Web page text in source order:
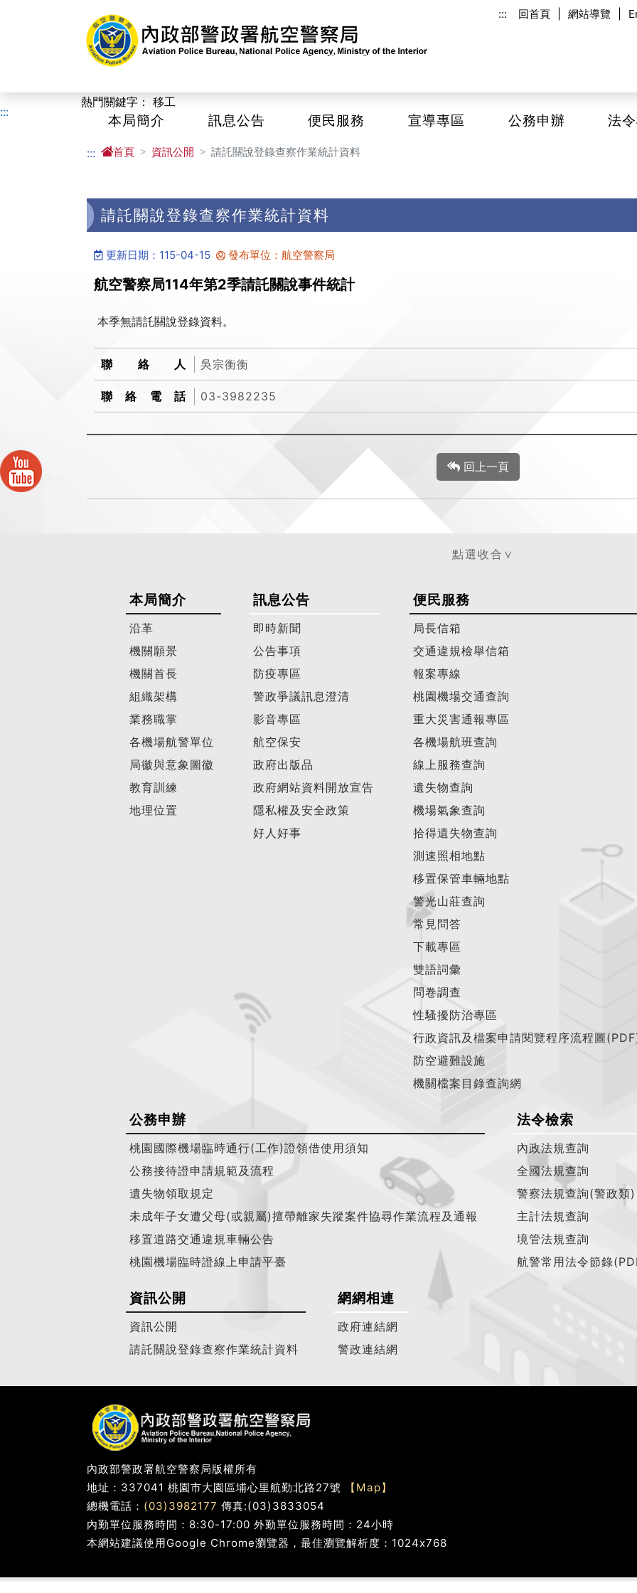
::: 回首頁 網站導覽
熱門關鍵字： 移工
::: 本局簡介 訊息公告 便民服務 宣導專區 公務申辦 法
::: 首頁 資訊公開 請託關說登錄查察作業統計資料
請託關說登錄查察作業統計資料
更新日期：115-04-15 發布單位：航空警察局
航空警察局114年第2季請託關說事件統計
本季無請託關說登錄資料。
聯絡人 吳宗衡衡
聯絡電話 03-3982235
回上一頁
本局簡介
沿革
機關願景
機關首長
組織架構
業務職掌
各機場航警單位
局徽與意象圖徽
教育訓練
地理位置
訊息公告
即時新聞
公告事項
防疫專區
警政爭議訊息澄清
影音專區
航空保安
政府出版品
政府網站資料開放宣告
隱私權及安全政策
好人好事
便民服務
局長信箱
交通違規檢舉信箱
報案專線
桃園機場交通查詢
重大災害通報專區
各機場航班查詢
線上服務查詢
遺失物查詢
機場氣象查詢
拾得遺失物查詢
測速照相地點
移置保管車輛地點
警光山莊查詢
常見問答
下載專區
雙語詞彙
問卷調查
性騷擾防治專區
行政資訊及檔案申請閱覽程序流程圖
防空避難設施
機關檔案目錄查詢網
公務申辦
桃園國際機場臨時通行(工作)證領借使用須知
公務接待證申請規範及流程
遺失物領取規定
未成年子女遭父母(或親屬)擅帶離家失蹤案件協尋作業流程及通報
移置道路交通違規車輛公告
桃園機場臨時證線上申請平臺
法令檢索
內政法規查詢
全國法規查詢
警察法規查詢(警政類)
主計法規查詢
境管法規查詢
航警常用法令節錄
資訊公開
資訊公開
請託關說登錄查察作業統計資料
網網相連
政府連結網
警政連結網
內政部警政署航空警察局版權所有
地址：337041 桃園市大園區埔心里航勤北路27號
【Map】
總機電話： (03)3982177 傳真:(03)3833054
內勤單位服務時間：8:30-17:00 外勤單位服務時間：24小時
本網站建議使用Google Chrome瀏覽器，最佳瀏覽解析度：1024x768